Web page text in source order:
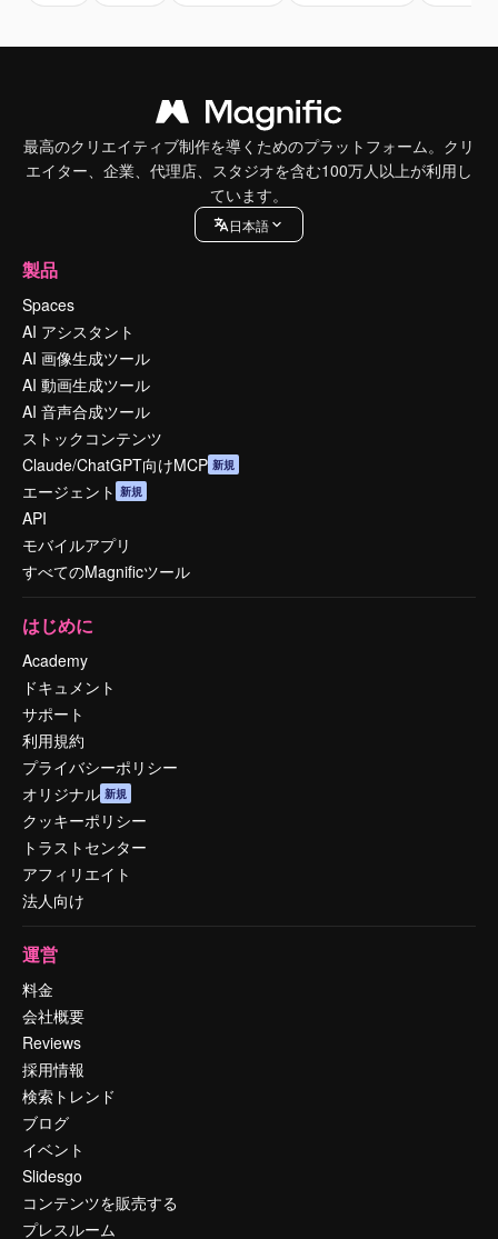
最高のクリエイティブ制作を導くためのプラットフォーム。クリ
エイター、企業、代理店、スタジオを含む100万人以上が利用し
ています。
日本語
製品
Spaces
AI アシスタント
AI 画像生成ツール
AI 動画生成ツール
AI 音声合成ツール
ストックコンテンツ
Claude/ChatGPT向けMCP 新規
エージェント 新規
API
モバイルアプリ
すべてのMagnificツール
はじめに
Academy
ドキュメント
サポート
利用規約
プライバシーポリシー
オリジナル 新規
クッキーポリシー
トラストセンター
アフィリエイト
法人向け
運営
料金
会社概要
Reviews
採用情報
検索トレンド
ブログ
イベント
Slidesgo
コンテンツを販売する
プレスルーム